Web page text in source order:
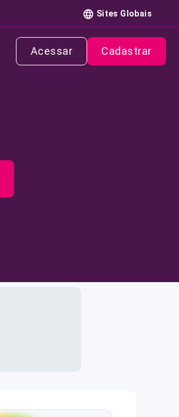
Sites Globais
Acessar Cadastrar